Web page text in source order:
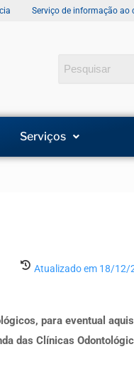
Serviço de informação ao
Serviços
Atualizado em 18/12/
para eventual
das Clínicas